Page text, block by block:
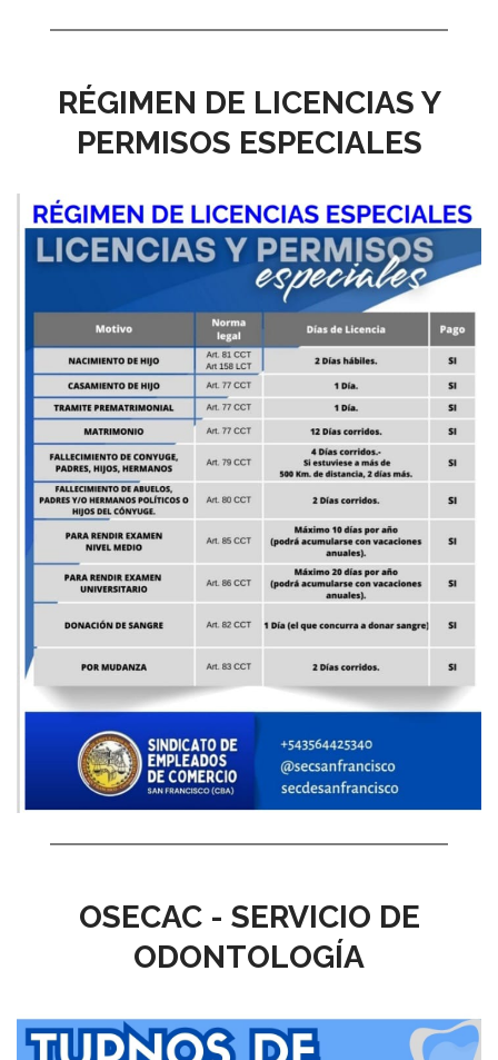
RÉGIMEN DE LICENCIAS Y
PERMISOS ESPECIALES
OSECAC - SERVICIO DE
ODONTOLOGÍA